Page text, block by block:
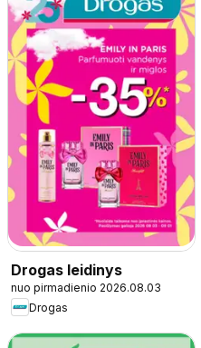
Drogas leidinys
nuo pirmadienio 2026.08.03
Drogas